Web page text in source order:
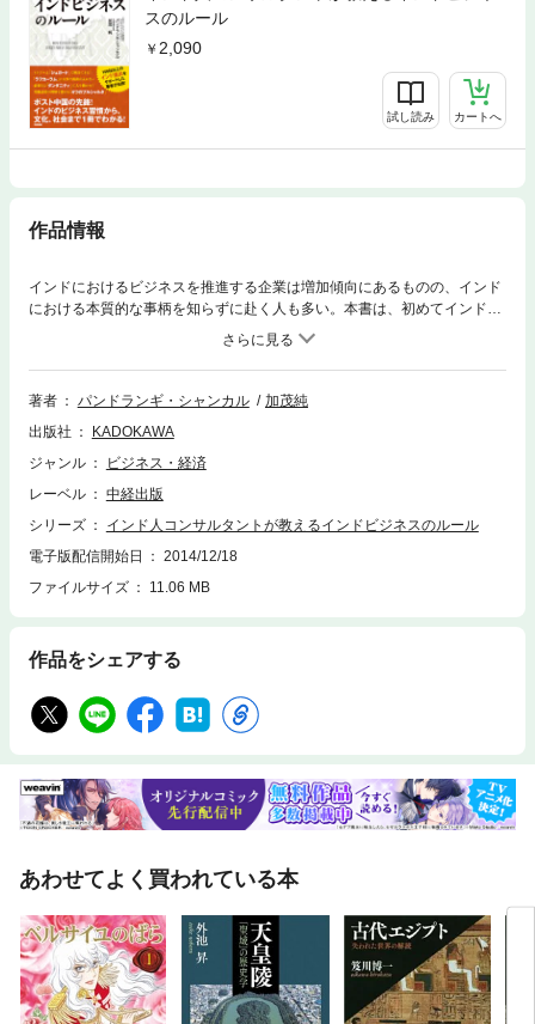
スのルール
2,090
試し読み カートへ
作品情報
インドにおけるビジネスを推進する企業は増加傾向にあるものの、インド
における本質的な事柄を知らずに赴く人も多い。本書は、初めてインドで
仕事をすることになったという企業・個人に向けて、インドの社会・文化
的基本知識やビジネス環境などを図版とともにわかりやすく解説します。
日本人が知らなかった概念や慣習もたくさん記載されています！
著者
パンドランギ・シャンカル
加茂純
出版社
KADOKAWA
ジャンル
ビジネス・経済
レーベル
中経出版
シリーズ
インド人コンサルタントが教えるインドビジネスのルール
電子版配信開始日
2014/12/18
ファイルサイズ
11.06 MB
作品をシェアする
あわせてよく買われている本